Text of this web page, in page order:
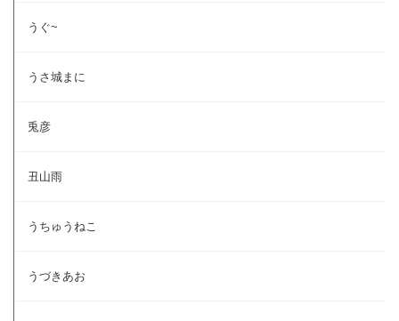
うぐ~
うさ城まに
兎彦
丑山雨
うちゅうねこ
うづきあお